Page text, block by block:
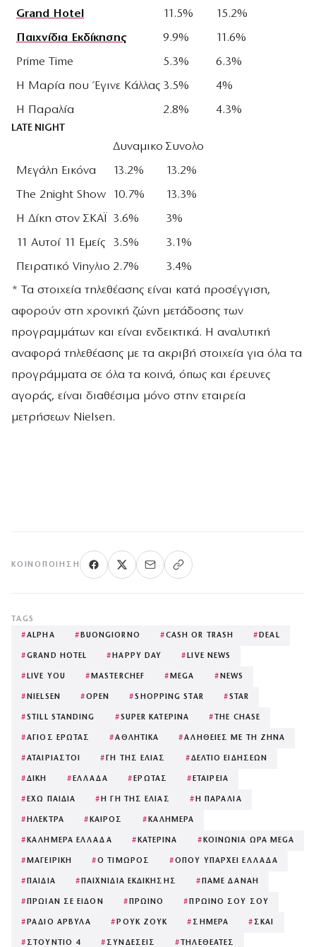
Grand Hotel 11.5%
15.2%
Παιχνίδια Εκδίκησης
9.9%
11.6%
Prime Time
5.3%
6.3%
Η Μαρία που Έγινε Κάλλας 3.5%
4%
Η Παραλία
2.8% 4.3%
LATE NIGHT
Δυναμικο Συνολο
Μεγάλη Εικόνα
13.2%
13.2%
Τhe 2night Show
10.7%
13.3%
Η Δίκη στον ΣΚΑΪ
3.6%
3%
11 Αυτοί 11 Εμείς
3.5%
3.1%
Πειρατικό Vinyλιο 2.7%
3.4%
* Τα στοιχεία τηλεθέασης είναι κατά προσέγγιση,
αφορούν στη χρονική ζώνη μετάδοσης των
προγραμμάτων και είναι ενδεικτικά. Η αναλυτική
αναφορά τηλεθέασης με τα ακριβή στοιχεία για όλα τα
προγράμματα σε όλα τα κοινά, όπως και έρευνες
αγοράς, είναι διαθέσιμα μόνο στην εταιρεία
μετρήσεων Nielsen.
ΚΟΙΝΟΠΟΊΗΣΗ
TAGS
#ALPHA #BUONGIORNO #CASH OR TRASH #DEAL
#GRAND HOTEL #HAPPY DAY #LIVE NEWS
#LIVE YOU #MASTERCHEF #MEGA #NEWS
#NIELSEN #OPEN #SHOPPING STAR #STAR
#STILL STANDING #SUPER ΚΑΤΕΡΙΝΑ # THE CHASE
#ΑΓΙΟΣ ΕΡΩΤΑΣ #ΑΘΛΗΤΙΚΑ #ΑΛΗΘΕΙΕΣ ΜΕ ΤΗ ΖΗΝΑ
#ΑΤΑΙΡΙΑΣΤΟΙ #ΓΗ ΤΗΣ ΕΛΙΑΣ #ΔΕΛΤΙΟ ΕΙΔΗΣΕΩΝ
#ΔΙΚΗ #ΕΛΛΑΔΑ #ΕΡΩΤΑΣ #ΕΤΑΙΡΕΙΑ
#ΕΧΩ ΠΑΙΔΙΑ #Η ΓΗ ΤΗΣ ΕΛΙΑΣ #Η ΠΑΡΑΛΙΑ
#ΗΛΕΚΤΡΑ #ΚΑΙΡΟΣ #ΚΑΛΗΜΕΡΑ
#ΚΑΛΗΜΕΡΑ ΕΛΛΑΔΑ #ΚΑΤΕΡΙΝΑ #ΚΟΙΝΩΝΙΑ ΩΡΑ MEGA
#ΜΑΓΕΙΡΙΚΗ #Ο ΤΙΜΩΡΟΣ #ΟΠΟΥ ΥΠΑΡΧΕΙ ΕΛΛΑΔΑ
#ΠΑΙΔΙΑ #ΠΑΙΧΝΙΔΙΑ ΕΚΔΙΚΗΣΗΣ #ΠΑΜΕ ΔΑΝΑΗ
#ΠΡΩΙΑΝ ΣΕ ΕΙΔΟΝ #ΠΡΩΙΝΟ #ΠΡΩΙΝΟ ΣΟΥ ΣΟΥ
#ΡΑΔΙΟ ΑΡΒΥΛΑ #ΡΟΥΚ ΖΟΥΚ # ΣΗΜΕΡΑ # ΣΚΑΙ
# ΣΤΟΥΝΤΙΟ 4 # ΣΥΝΔΕΣΕΙΣ # ΤΗΛΕΘΕΑΤΕΣ